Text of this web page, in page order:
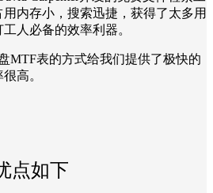
内存小，搜索迅捷，获得了太多用
人必备的效率利器。
MTF表的方式给我们提供了极快的
高。
点如下